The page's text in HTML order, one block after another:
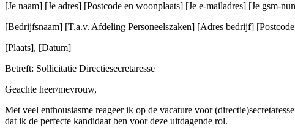
[Je naam] [Je adres] [Postcode en woonplaats] [Je e-mailadres] [Je gsm-
[Bedrijfsnaam] [T.a.v. Afdeling Personeelszaken] [Adres bedrijf]
[Plaats], [Datum]
Betreft: Sollicitatie Directiesecretaresse
Geachte heer/mevrouw,
Met veel enthousiasme reageer ik op de vacature voor
dat ik de perfecte kandidaat ben voor deze uitdagende rol.